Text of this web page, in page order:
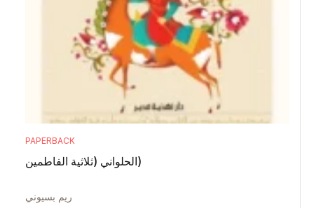
PAPERBACK
الحلواني (ثلاثية الفاطمين)
ريم بسيوني